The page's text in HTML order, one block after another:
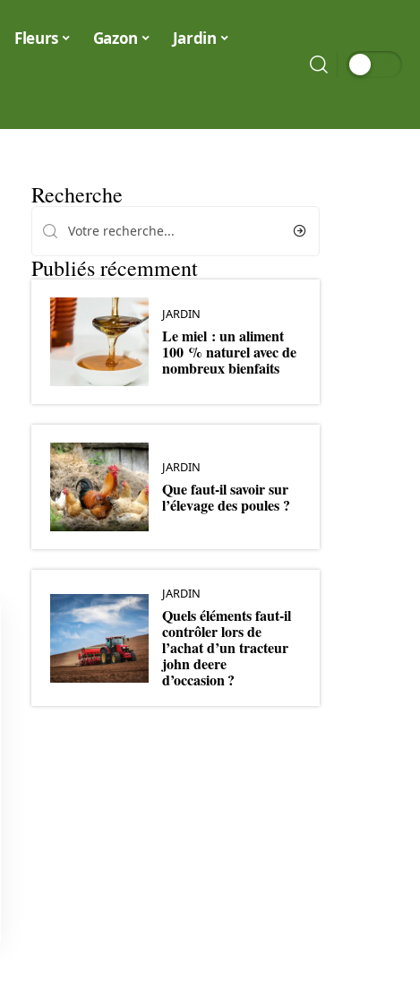
Fleurs Gazon Jardin
Recherche
Publiés récemment
JARDIN
Le miel : un aliment
100 % naturel avec de
nombreux bienfaits
JARDIN
Que faut-il savoir sur
l’élevage des poules ?
JARDIN
Quels éléments faut-il
contrôler lors de
l’achat d’un tracteur
john deere
d’occasion ?